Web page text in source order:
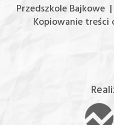
Przedszkole Bajkowe
Kopiowanie